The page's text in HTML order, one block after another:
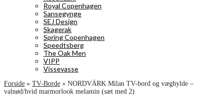
Royal Copenhagen
Sansegynge
SEJ Design
Skagerak
Spring Copenhagen
Speedtsberg
The Oak Men
VIPP
Vissevasse
Forside » TV-Borde » NORDVÄRK Milan TV-bord og væghylde –
valnød/hvid marmorlook melamin (sæt med 2)